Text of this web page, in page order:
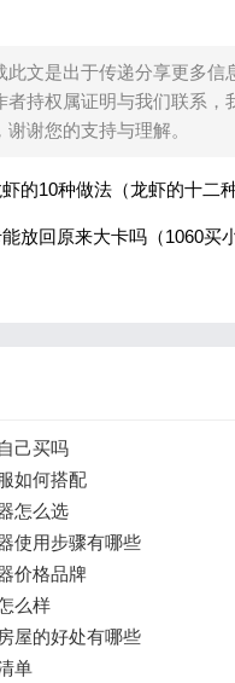
此文是出于传递分享更多信
者持权属证明与我们联系，
谢谢您的支持与理解。
的10种做法（龙虾的十二种
放回原来大卡吗（1060买
己买吗
如何搭配
怎么选
使用步骤有哪些
价格品牌
么样
屋的好处有哪些
单